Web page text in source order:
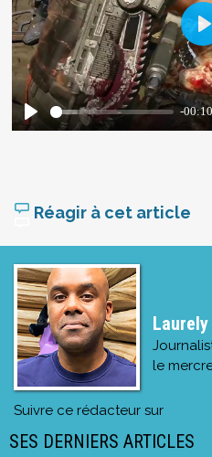
Réagir à cet article
le
Suivre ce rédacteur sur
SES DERNIERS ARTICLES